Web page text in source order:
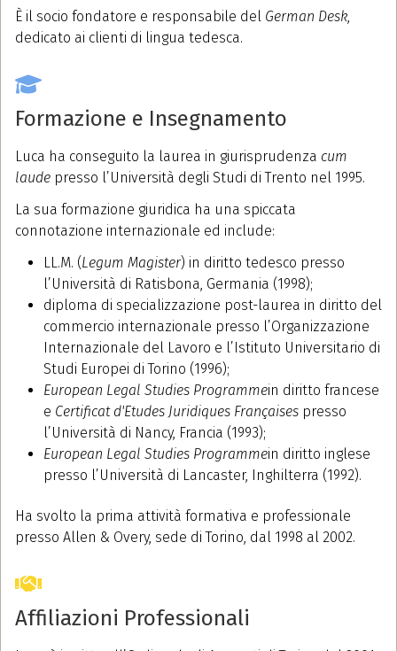
È il socio fondatore e responsabile del German Desk,
dedicato ai clienti di lingua tedesca.
Formazione e Insegnamento
Luca ha conseguito la laurea in giurisprudenza cum
laude presso l’Università degli Studi di Trento nel 1995.
La sua formazione giuridica ha una spiccata
connotazione internazionale ed include:
LL.M. (Legum Magister) in diritto tedesco presso
l’Università di Ratisbona, Germania (1998);
diploma di specializzazione post-laurea in diritto del
commercio internazionale presso l’Organizzazione
Internazionale del Lavoro e l’Istituto Universitario di
Studi Europei di Torino (1996);
European Legal Studies Programmein diritto francese
e Certificat d'Etudes Juridiques Françaises presso
l’Università di Nancy, Francia (1993);
European Legal Studies Programmein diritto inglese
presso l’Università di Lancaster, Inghilterra (1992).
Ha svolto la prima attività formativa e professionale
presso Allen & Overy, sede di Torino, dal 1998 al 2002.
Affiliazioni Professionali